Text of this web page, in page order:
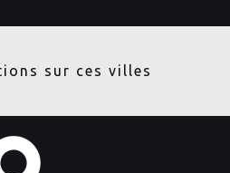
sur ces villes